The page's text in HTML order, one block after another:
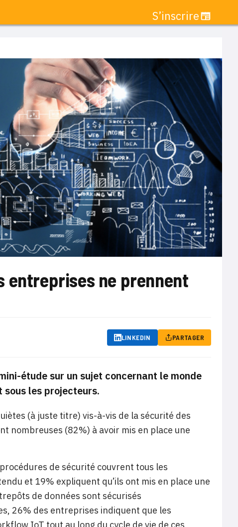
S’inscrire
entreprises ne prennent
LINKEDIN PARTAGER
étude sur un sujet concernant le monde
sous les projecteurs.
(à juste titre) vis-à-vis de la sécurité des
nombreuses (82%) à avoir mis en place une
de sécurité couvrent tous les
et 19% expliquent qu’ils ont mis en place une
de données sont sécurisés
26% des entreprises indiquent que les